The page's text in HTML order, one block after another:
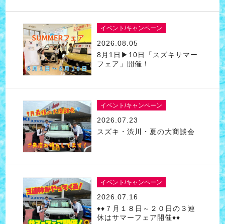
イベント/キャンペーン
2026.08.05
8月1日▶10日「スズキサマー
フェア」開催！
イベント/キャンペーン
2026.07.23
スズキ・渋川・夏の大商談会
イベント/キャンペーン
2026.07.16
♦♦７月１８日～２０日の３連
休はサマーフェア開催♦♦